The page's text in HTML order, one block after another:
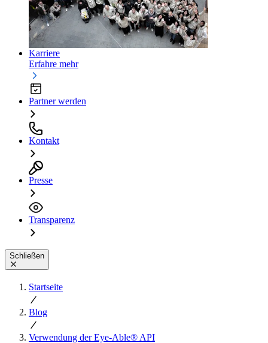
Karriere
Erfahre mehr
Partner werden
Kontakt
Presse
Transparenz
Schließen
Startseite
Blog
Verwendung der Eye-Able® API